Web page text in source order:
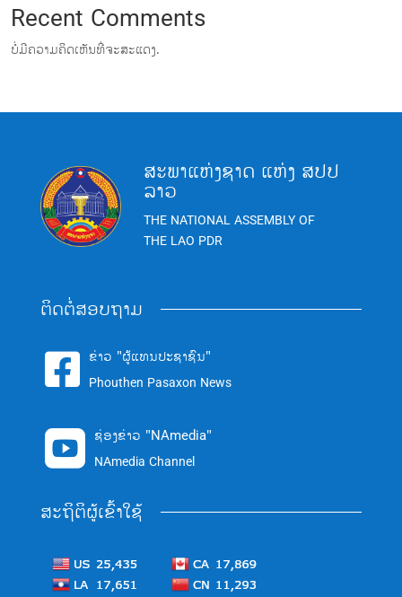
Recent Comments
ບໍ່ມີຄວາມຄິດເຫັນທີ່ຈະສະແດງ.
ສະພາແຫ່ງຊາດ ແຫ່ງ ສປປ
ລາວ
THE NATIONAL ASSEMBLY OF
THE LAO PDR
ຕິດຕໍ່ສອບຖາມ
 ຂ່າວ "ຜູ້ແທນປະຊາຊົນ"
Phouthen Pasaxon News
 ຊ່ອງຂ່າວ "NAmedia"
NAmedia Channel
ສະຖິຕິຜູ້ເຂົ້າໃຊ້